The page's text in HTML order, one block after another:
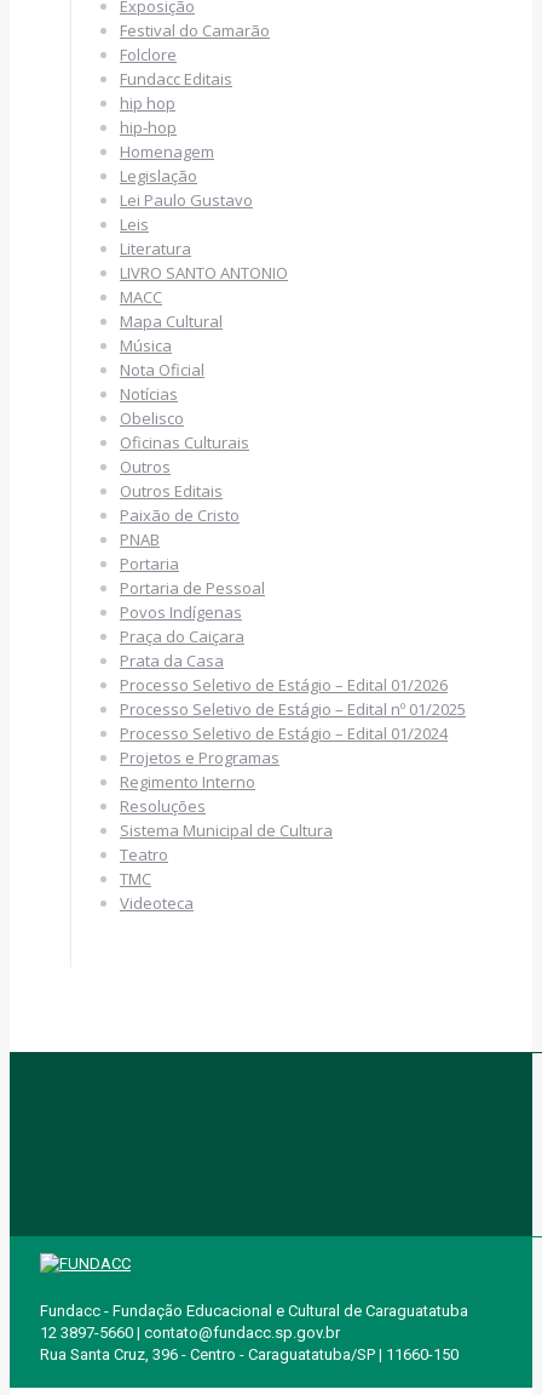
Exposição
Festival do Camarão
Folclore
Fundacc Editais
hip hop
hip-hop
Homenagem
Legislação
Lei Paulo Gustavo
Leis
Literatura
LIVRO SANTO ANTONIO
MACC
Mapa Cultural
Música
Nota Oficial
Notícias
Obelisco
Oficinas Culturais
Outros
Outros Editais
Paixão de Cristo
PNAB
Portaria
Portaria de Pessoal
Povos Indígenas
Praça do Caiçara
Prata da Casa
Processo Seletivo de Estágio – Edital 01/2026
Processo Seletivo de Estágio – Edital nº 01/2025
Processo Seletivo de Estágio – Edital 01/2024
Projetos e Programas
Regimento Interno
Resoluções
Sistema Municipal de Cultura
Teatro
TMC
Videoteca
Fundacc - Fundação Educacional e Cultural de Caraguatatuba
12 3897-5660 | contato@fundacc.sp.gov.br
Rua Santa Cruz, 396 - Centro - Caraguatatuba/SP | 11660-150